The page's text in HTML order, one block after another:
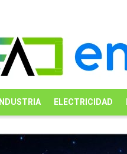
INDUSTRIA ELECTRICIDAD